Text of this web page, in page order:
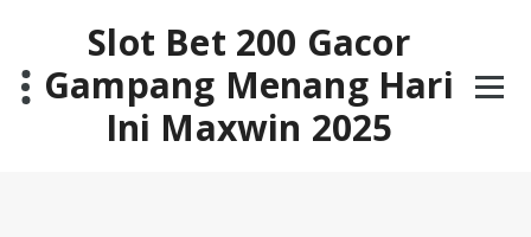
Slot Bet 200 Gacor
Gampang Menang Hari
Ini Maxwin 2025